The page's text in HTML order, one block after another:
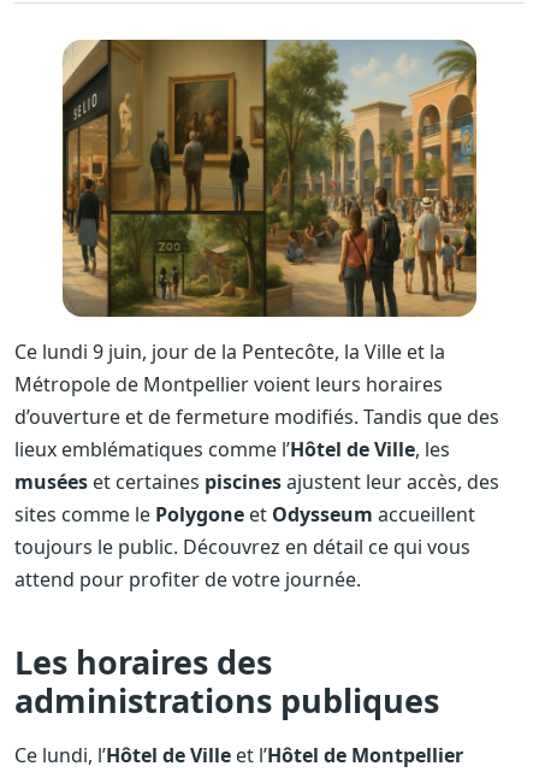
Ce lundi 9 juin, jour de la Pentecôte, la Ville et la
Métropole de Montpellier voient leurs horaires
d’ouverture et de fermeture modifiés. Tandis que des
lieux emblématiques comme l’Hôtel de Ville, les
musées et certaines piscinesajustent leur accès, des
sites comme le Polygone et Odysseum accueillent
toujours le public. Découvrez en détail ce qui vous
attend pour profiter de votre journée.
Les horaires des
administrations publiques
Ce lundi, l’Hôtel de Ville et l’Hôtel de Montpellier